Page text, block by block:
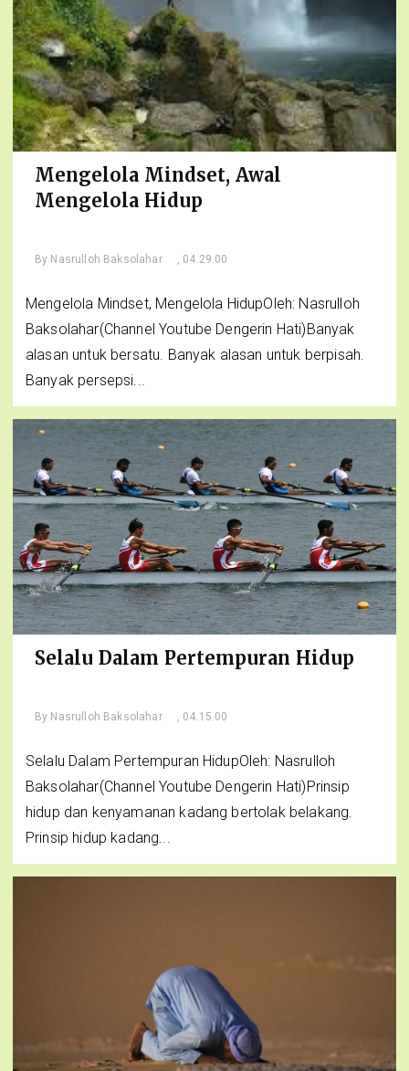
Mengelola Mindset, Awal
Mengelola Hidup
By Nasrulloh Baksolahar , 04.29.00
Mengelola Mindset, Mengelola HidupOleh: Nasrulloh
Baksolahar(Channel Youtube Dengerin Hati)Banyak
alasan untuk bersatu. Banyak alasan untuk berpisah.
Banyak persepsi...
Selalu Dalam Pertempuran Hidup
By Nasrulloh Baksolahar , 04.15.00
Selalu Dalam Pertempuran HidupOleh: Nasrulloh
Baksolahar(Channel Youtube Dengerin Hati)Prinsip
hidup dan kenyamanan kadang bertolak belakang.
Prinsip hidup kadang...